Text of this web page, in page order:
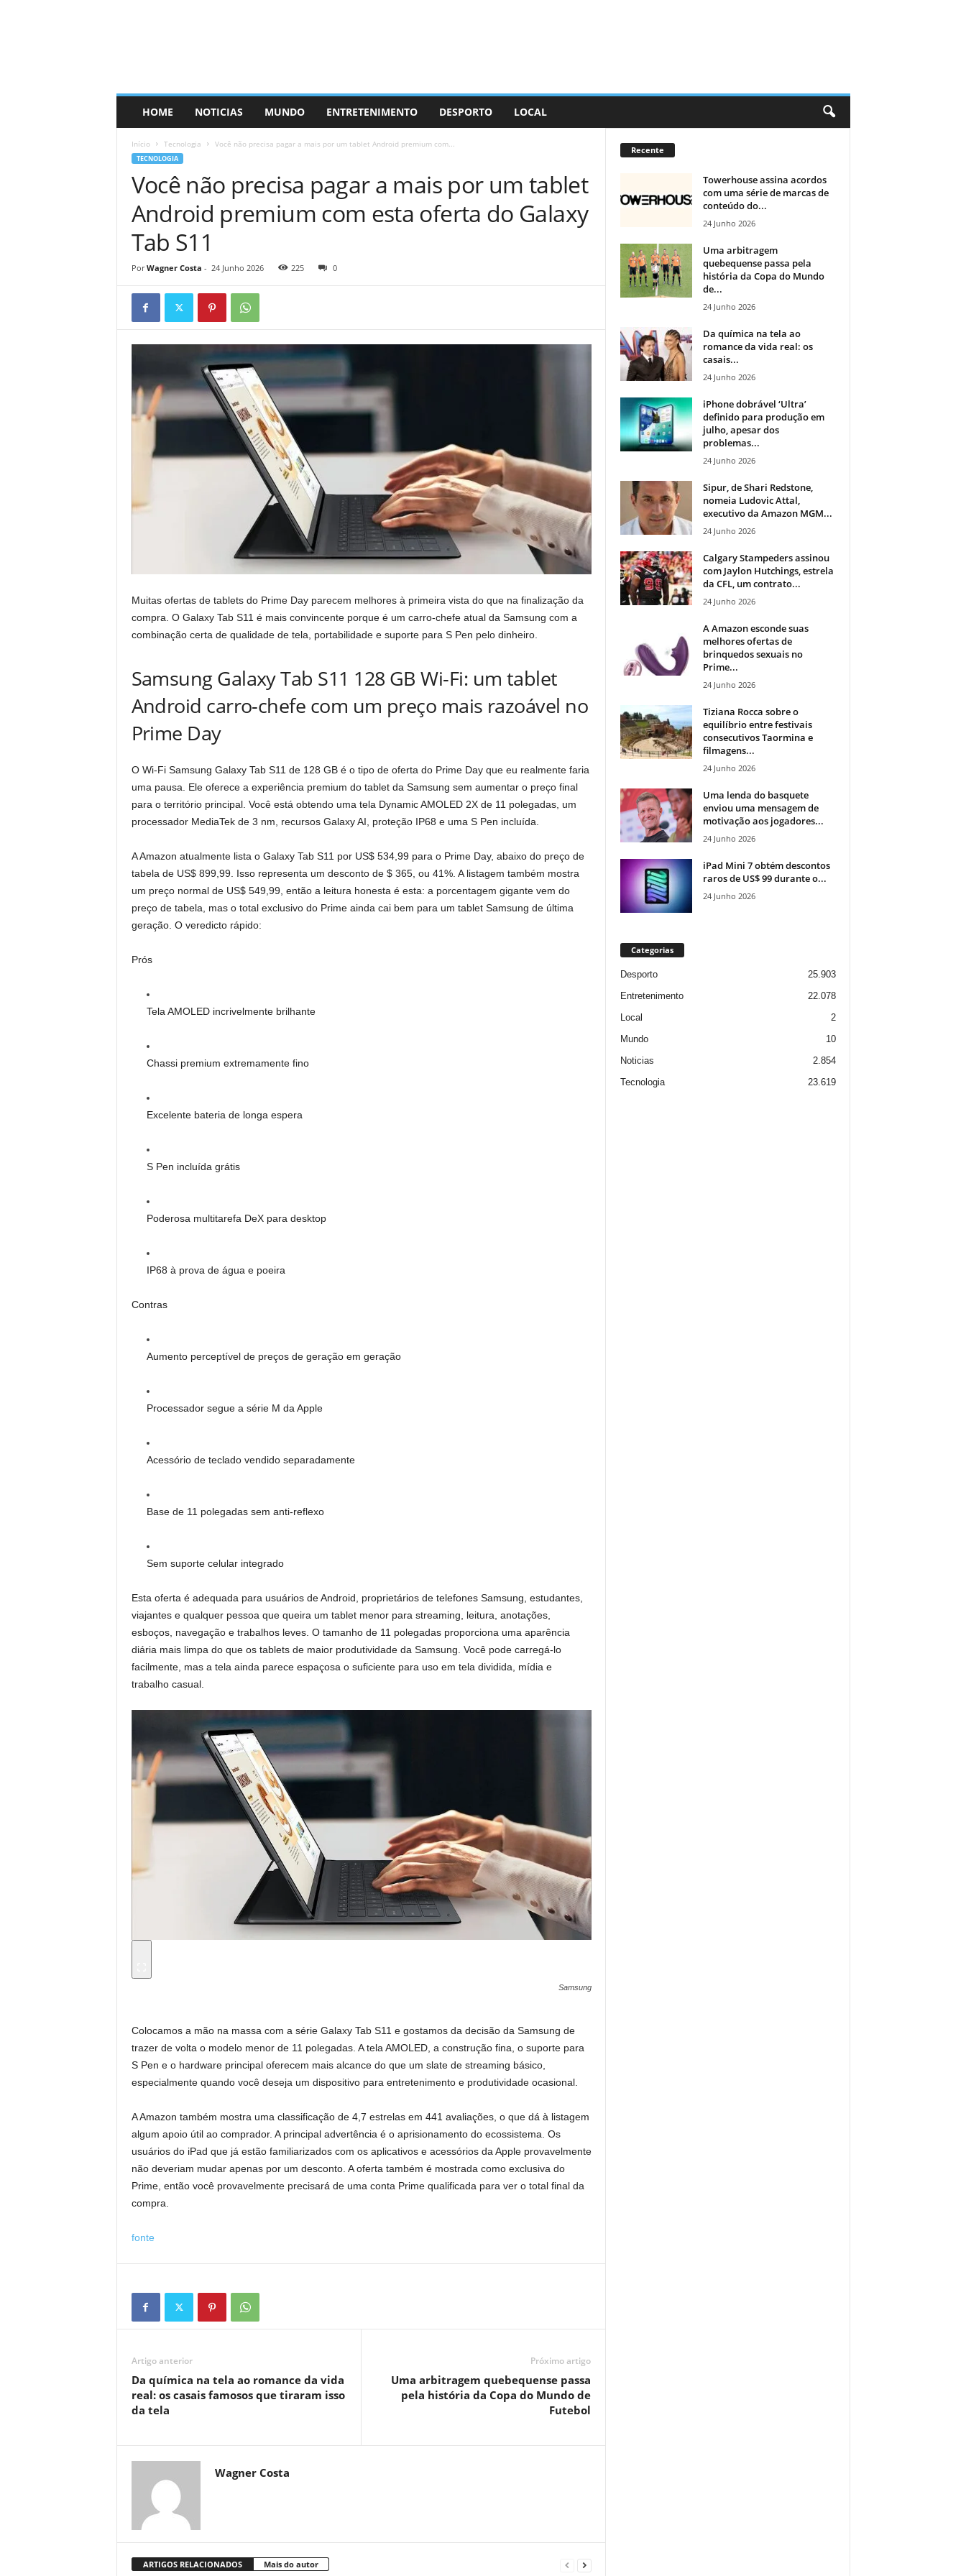
HOME NOTICIAS MUNDO ENTRETENIMENTO DESPORTO LOCAL
Início Tecnologia Você não precisa pagar a mais por um tablet Android premium com...
TECNOLOGIA
Você não precisa pagar a mais por um tablet
Android premium com esta oferta do Galaxy
Tab S11
Por Wagner Costa - 24 Junho 2026 225 0
Muitas ofertas de tablets do Prime Day parecem melhores à primeira vista do que na finalização da
compra. O Galaxy Tab S11 é mais convincente porque é um carro-chefe atual da Samsung com a
combinação certa de qualidade de tela, portabilidade e suporte para S Pen pelo dinheiro.
Samsung Galaxy Tab S11 128 GB Wi-Fi: um tablet
Android carro-chefe com um preço mais razoável no
Prime Day
O Wi-Fi Samsung Galaxy Tab S11 de 128 GB é o tipo de oferta do Prime Day que eu realmente faria
uma pausa. Ele oferece a experiência premium do tablet da Samsung sem aumentar o preço final
para o território principal. Você está obtendo uma tela Dynamic AMOLED 2X de 11 polegadas, um
processador MediaTek de 3 nm, recursos Galaxy AI, proteção IP68 e uma S Pen incluída.
A Amazon atualmente lista o Galaxy Tab S11 por US$ 534,99 para o Prime Day, abaixo do preço de
tabela de US$ 899,99. Isso representa um desconto de $ 365, ou 41%. A listagem também mostra
um preço normal de US$ 549,99, então a leitura honesta é esta: a porcentagem gigante vem do
preço de tabela, mas o total exclusivo do Prime ainda cai bem para um tablet Samsung de última
geração. O veredicto rápido:
Prós
Tela AMOLED incrivelmente brilhante
Chassi premium extremamente fino
Excelente bateria de longa espera
S Pen incluída grátis
Poderosa multitarefa DeX para desktop
IP68 à prova de água e poeira
Contras
Aumento perceptível de preços de geração em geração
Processador segue a série M da Apple
Acessório de teclado vendido separadamente
Base de 11 polegadas sem anti-reflexo
Sem suporte celular integrado
Esta oferta é adequada para usuários de Android, proprietários de telefones Samsung, estudantes,
viajantes e qualquer pessoa que queira um tablet menor para streaming, leitura, anotações,
esboços, navegação e trabalhos leves. O tamanho de 11 polegadas proporciona uma aparência
diária mais limpa do que os tablets de maior produtividade da Samsung. Você pode carregá-lo
facilmente, mas a tela ainda parece espaçosa o suficiente para uso em tela dividida, mídia e
trabalho casual.
Samsung
Colocamos a mão na massa com a série Galaxy Tab S11 e gostamos da decisão da Samsung de
trazer de volta o modelo menor de 11 polegadas. A tela AMOLED, a construção fina, o suporte para
S Pen e o hardware principal oferecem mais alcance do que um slate de streaming básico,
especialmente quando você deseja um dispositivo para entretenimento e produtividade ocasional.
A Amazon também mostra uma classificação de 4,7 estrelas em 441 avaliações, o que dá à listagem
algum apoio útil ao comprador. A principal advertência é o aprisionamento do ecossistema. Os
usuários do iPad que já estão familiarizados com os aplicativos e acessórios da Apple provavelmente
não deveriam mudar apenas por um desconto. A oferta também é mostrada como exclusiva do
Prime, então você provavelmente precisará de uma conta Prime qualificada para ver o total final da
compra.
fonte
Artigo anterior
Da química na tela ao romance da vida
real: os casais famosos que tiraram isso
da tela
Próximo artigo
Uma arbitragem quebequense passa
pela história da Copa do Mundo de
Futebol
Wagner Costa
ARTIGOS RELACIONADOS Mais do autor
Recente
Towerhouse assina acordos
com uma série de marcas de
conteúdo do...
24 Junho 2026
Uma arbitragem
quebequense passa pela
história da Copa do Mundo
de...
24 Junho 2026
Da química na tela ao
romance da vida real: os
casais...
24 Junho 2026
iPhone dobrável ‘Ultra’
definido para produção em
julho, apesar dos
problemas...
24 Junho 2026
Sipur, de Shari Redstone,
nomeia Ludovic Attal,
executivo da Amazon MGM...
24 Junho 2026
Calgary Stampeders assinou
com Jaylon Hutchings, estrela
da CFL, um contrato...
24 Junho 2026
A Amazon esconde suas
melhores ofertas de
brinquedos sexuais no
Prime...
24 Junho 2026
Tiziana Rocca sobre o
equilíbrio entre festivais
consecutivos Taormina e
filmagens...
24 Junho 2026
Uma lenda do basquete
enviou uma mensagem de
motivação aos jogadores...
24 Junho 2026
iPad Mini 7 obtém descontos
raros de US$ 99 durante o...
24 Junho 2026
Categorias
Desporto
25.903
Entretenimento
22.078
Local
2
Mundo
10
Noticias
2.854
Tecnologia
23.619